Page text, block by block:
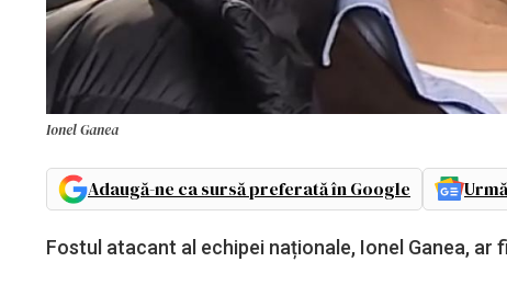
Ionel Ganea
Adaugă-ne ca sursă preferată în Google
Fostul atacant al echipei naționale, Ionel Ganea,